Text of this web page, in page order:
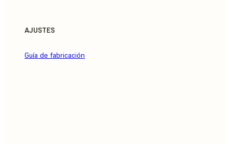
AJUSTES
Guía de fabricación